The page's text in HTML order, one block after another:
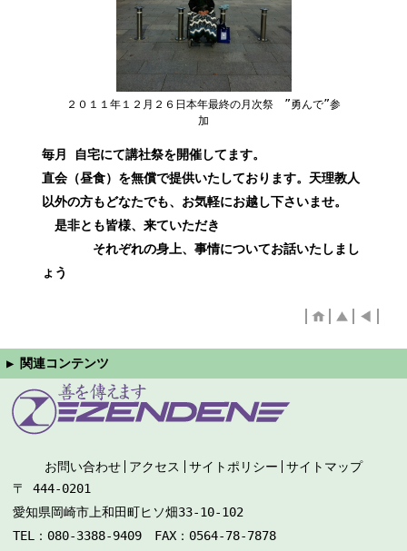
２０１１年１２月２６日本年最終の月次祭 ”勇んで”参
加
毎月 自宅にて講社祭を開催してます。
直会（昼食）を無償で提供いたしております。天理教人
以外の方もどなたでも、お気軽にお越し下さいませ。
是非とも皆様、来ていただき
それぞれの身上、事情についてお話いたしまし
ょう
お問い合わせ アクセス サイトポリシー
サイトマップ
〒 444-0201
愛知県岡崎市上和田町ヒソ畑33-10-102
TEL：080-3388-9409 FAX：0564-78-7878